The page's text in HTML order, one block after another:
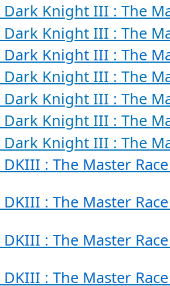
Dark Knight III : The
Dark Knight III : The
Dark Knight III : The
Dark Knight III : The
Dark Knight III : The
Dark Knight III : The
Dark Knight III : The
DKIII : The Master
DKIII : The Master
DKIII : The Master
DKIII : The Master